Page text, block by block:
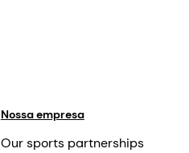
Nossa empresa
Our sports partnerships